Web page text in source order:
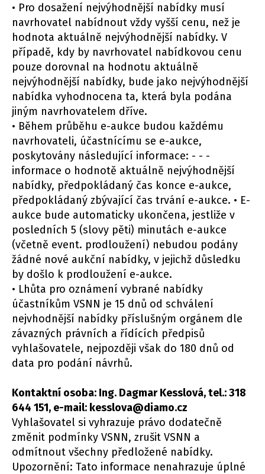
• Pro dosažení nejvýhodnější nabídky musí
navrhovatel nabídnout vždy vyšší cenu, než je
hodnota aktuálně nejvýhodnější nabídky. V
případě, kdy by navrhovatel nabídkovou cenu
pouze dorovnal na hodnotu aktuálně
nejvýhodnější nabídky, bude jako nejvýhodnější
nabídka vyhodnocena ta, která byla podána
jiným navrhovatelem dříve.
• Během průběhu e-aukce budou každému
navrhovateli, účastnícímu se e-aukce,
poskytovány následující informace: - - -
informace o hodnotě aktuálně nejvýhodnější
nabídky, předpokládaný čas konce e-aukce,
předpokládaný zbývající čas trvání e-aukce. • E-
aukce bude automaticky ukončena, jestliže v
posledních 5 (slovy pěti) minutách e-aukce
(včetně event. prodloužení) nebudou podány
žádné nové aukční nabídky, v jejichž důsledku
by došlo k prodloužení e-aukce.
• Lhůta pro oznámení vybrané nabídky
účastníkům VSNN je 15 dnů od schválení
nejvhodnější nabídky příslušným orgánem dle
závazných právních a řídících předpisů
vyhlašovatele, nejpozději však do 180 dnů od
data pro podání návrhů.
Kontaktní osoba: Ing. Dagmar Kesslová, tel.: 318
644 151, e-mail: kesslova@diamo.cz
Vyhlašovatel si vyhrazuje právo dodatečně
změnit podmínky VSNN, zrušit VSNN a
odmítnout všechny předložené nabídky.
Upozornění: Tato informace nenahrazuje úplné